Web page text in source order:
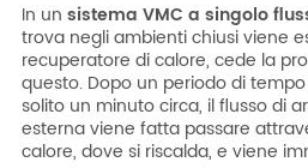
In un sistema VMC a singolo
trova negli ambienti chiusi viene
recuperatore di calore, cede la
questo. Dopo un periodo di
solito un minuto circa, il flusso di
esterna viene fatta passare
calore, dove si riscalda, e viene